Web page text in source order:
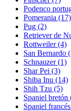
Podenco
Pomerania (17)
Pug (2)
Retriever de
Rottweiler(4)
San Bernardo
Schnauzer(1)
Shar Pei (3)
Shiba Inu (14)
Shih Tzu (5)
Spaniel bretón
Spaniel francés